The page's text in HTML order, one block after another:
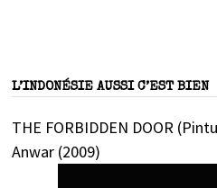
L’INDONÉSIE AUSSI C’EST BIEN
THE FORBIDDEN DOOR
Anwar (2009)